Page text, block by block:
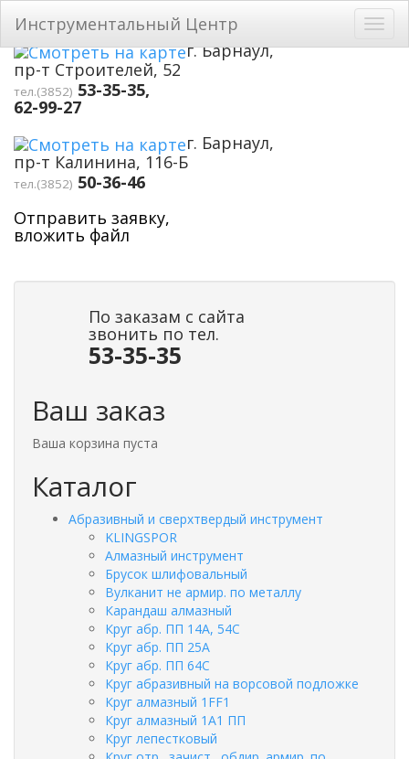
Инструментальный Центр
г. Барнаул,
пр-т Строителей, 52
тел.(3852) 53-35-35,
62-99-27
г. Барнаул,
пр-т Калинина, 116-Б
тел.(3852) 50-36-46
Отправить заявку,
вложить файл
По заказам с сайта
звонить по тел.
53-35-35
Ваш заказ
Ваша корзина пуста
Каталог
Абразивный и сверхтвердый инструмент
KLINGSPOR
Алмазный инструмент
Брусок шлифовальный
Вулканит не армир. по металлу
Карандаш алмазный
Круг абр. ПП 14А, 54С
Круг абр. ПП 25А
Круг абр. ПП 64С
Круг абразивный на ворсовой подложке
Круг алмазный 1FF1
Круг алмазный 1А1 ПП
Круг лепестковый